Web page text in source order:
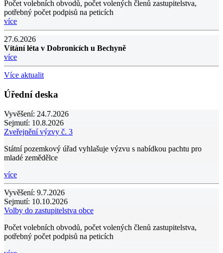
Počet volebních obvodů, počet volených členů zastupitelstva,
potřebný počet podpisů na peticích
více
27.6.2026
Vítání léta v Dobronicích u Bechyně
více
Více aktualit
Úřední deska
Vyvěšení: 24.7.2026
Sejmutí: 10.8.2026
Zveřejnění výzvy č. 3
Státní pozemkový úřad vyhlašuje výzvu s nabídkou pachtu pro
mladé zemědělce
více
Vyvěšení: 9.7.2026
Sejmutí: 10.10.2026
Volby do zastupitelstva obce
Počet volebních obvodů, počet volených členů zastupitelstva,
potřebný počet podpisů na peticích